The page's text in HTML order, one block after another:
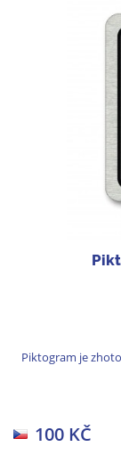
Piktogram je
100 KČ